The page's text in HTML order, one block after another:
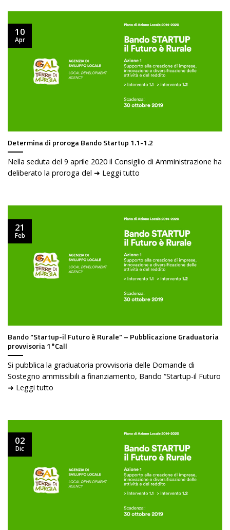
Determina di proroga Bando Startup 1.1-1.2
Nella seduta del 9 aprile 2020 il Consiglio di Amministrazione ha
deliberato la proroga del ➜ Leggi tutto
10
Apr
Bando “Startup-il Futuro è Rurale” – Pubblicazione Graduatoria
provvisoria 1°Call
Si pubblica la graduatoria provvisoria delle Domande di
Sostegno ammissibili a finanziamento, Bando “Startup-il Futuro
➜ Leggi tutto
21
Feb
02
Dic